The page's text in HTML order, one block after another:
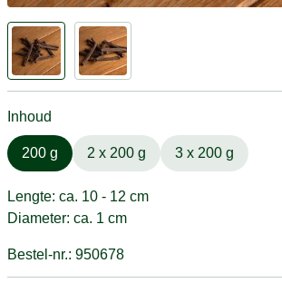
Inhoud
200 g 2 x 200 g 3 x 200 g
Lengte: ca. 10 - 12 cm
Diameter: ca. 1 cm
Bestel-nr.: 950678